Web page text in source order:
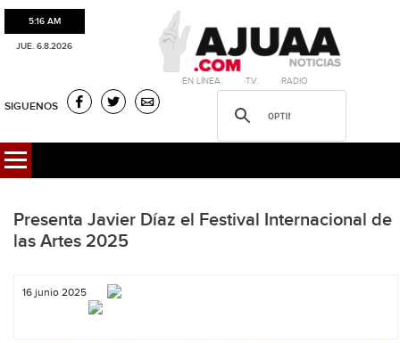
5:16 AM
JUE. 6.8.2026
·EN LÍNEA. ·T.V. ·RADIO
SIGUENOS
Presenta Javier Díaz el Festival Internacional de
las Artes 2025
16 junio 2025